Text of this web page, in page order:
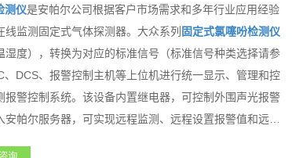
测仪是安帕尔公司根据客户市场需求和多年行业应用经验
监测固定式气体探测器。大众系列 固定式氯噻吩检测仪
度），转换为对应的标准信号（标准信号种类选择请参
DCS、报警控制主机等上位机进行统一显示、管理和控
警控制系统。该设备内置继电器，可控制外围声光报警
帕尔服务器，可实现远程监测、远程设置报警值和远程